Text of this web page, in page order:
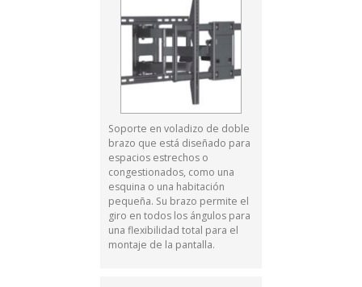
Soporte en voladizo de doble
brazo que está diseñado para
espacios estrechos o
congestionados, como una
esquina o una habitación
pequeña. Su brazo permite el
giro en todos los ángulos para
una flexibilidad total para el
montaje de la pantalla.